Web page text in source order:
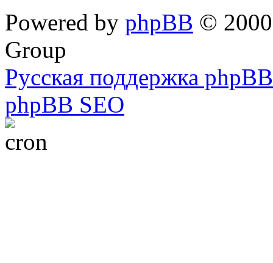
Powered by phpBB ©
Group
Русская поддержка phpBB
phpBB SEO